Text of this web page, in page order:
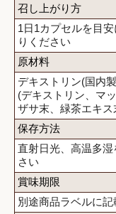
召し上がり方
1日1カプセルを目
りください
原材料
デキストリン(国内
(デキストリン、マ
ザサ末、緑茶エキ
保存方法
直射日光、高温多
さい
賞味期限
別途商品ラベルに記